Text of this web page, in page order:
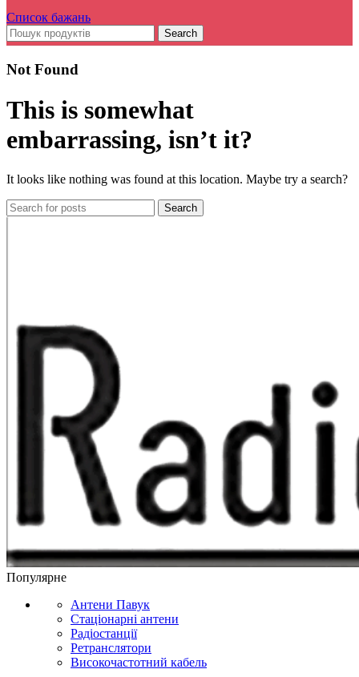
Список бажань
Search
Not Found
This is somewhat
embarrassing, isn’t it?
It looks like nothing was found at this location. Maybe try a search?
Search
Популярне
Антени Павук
Стаціонарні антени
Радіостанції
Ретранслятори
Високочастотний кабель